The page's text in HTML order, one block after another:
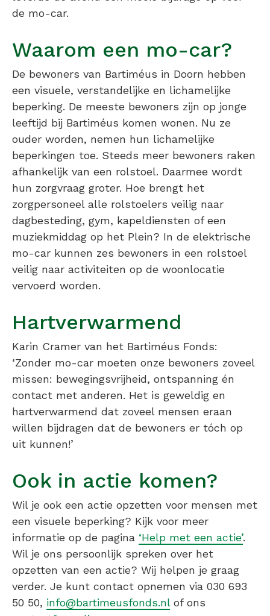
de mo-car.
Waarom een mo-car?
De bewoners van Bartiméus in Doorn hebben
een visuele, verstandelijke en lichamelijke
beperking. De meeste bewoners zijn op jonge
leeftijd bij Bartiméus komen wonen. Nu ze
ouder worden, nemen hun lichamelijke
beperkingen toe. Steeds meer bewoners raken
afhankelijk van een rolstoel. Daarmee wordt
hun zorgvraag groter. Hoe brengt het
zorgpersoneel alle rolstoelers veilig naar
dagbesteding, gym, kapeldiensten of een
muziekmiddag op het Plein? In de elektrische
mo-car kunnen zes bewoners in een rolstoel
veilig naar activiteiten op de woonlocatie
vervoerd worden.
Hartverwarmend
Karin Cramer van het Bartiméus Fonds:
‘Zonder mo-car moeten onze bewoners zoveel
missen: bewegingsvrijheid, ontspanning én
contact met anderen. Het is geweldig en
hartverwarmend dat zoveel mensen eraan
willen bijdragen dat de bewoners er tóch op
uit kunnen!’
Ook in actie komen?
Wil je ook een actie opzetten voor mensen met
een visuele beperking? Kijk voor meer
informatie op de pagina ‘Help met een actie’.
Wil je ons persoonlijk spreken over het
opzetten van een actie? Wij helpen je graag
verder. Je kunt contact opnemen via 030 693
50 50, info@bartimeusfonds.nlof ons